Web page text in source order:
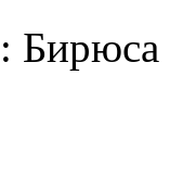
: Бирюса